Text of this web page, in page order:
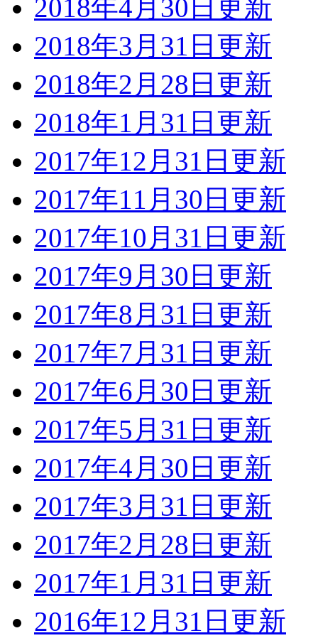
2018年4月30日更新
2018年3月31日更新
2018年2月28日更新
2018年1月31日更新
2017年12月31日更新
2017年11月30日更新
2017年10月31日更新
2017年9月30日更新
2017年8月31日更新
2017年7月31日更新
2017年6月30日更新
2017年5月31日更新
2017年4月30日更新
2017年3月31日更新
2017年2月28日更新
2017年1月31日更新
2016年12月31日更新